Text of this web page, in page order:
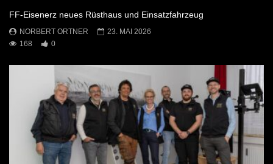
FF-Eisenerz neues Rüsthaus und Einsatzfahrzeug
NORBERT ORTNER
23. MAI 2026
168
0